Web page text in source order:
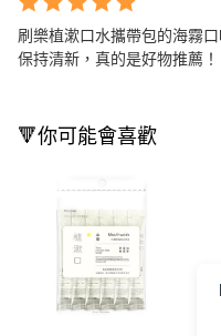
刷樂植漱口水攜帶包的海霧
保持清新，真的是好物推薦！
🔻你可能會喜歡